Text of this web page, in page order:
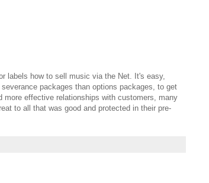
labels how to sell music via the Net. It's easy,
packages than options packages, to get
effective relationships with customers, many
to all that was good and protected in their pre-